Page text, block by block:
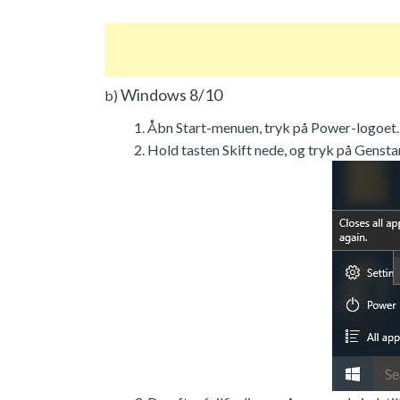
b) Windows 8/10
Åbn Start-menuen, tryk på Power-logoet.
Hold tasten Skift nede, og tryk på